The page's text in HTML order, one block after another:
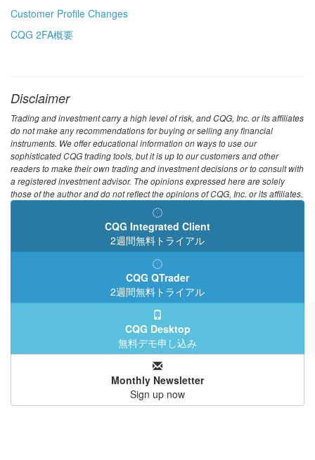
Customer Profile Changes
CQG 2FA概要
Disclaimer
Trading and investment carry a high level of risk, and CQG, Inc. or its affiliates
do not make any recommendations for buying or selling any financial
instruments. We offer educational information on ways to use our
sophisticated CQG trading tools, but it is up to our customers and other
readers to make their own trading and investment decisions or to consult with
a registered investment advisor. The opinions expressed here are solely
those of the author and do not reflect the opinions of CQG, Inc. or its affiliates.
CQG Integrated Client
2週間無料トライアル
CQG QTrader
2週間無料トライアル
CQG Desktop
無料デモ申し込み
Monthly Newsletter
Sign up now